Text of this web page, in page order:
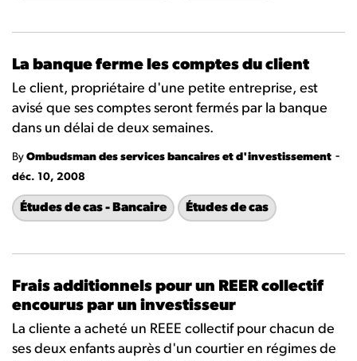
La banque ferme les comptes du client
Le client, propriétaire d'une petite entreprise, est
avisé que ses comptes seront fermés par la banque
dans un délai de deux semaines.
By Ombudsman des services bancaires et d'investissement -
déc. 10, 2008
Études de cas - Bancaire Études de cas
Frais additionnels pour un REER collectif
encourus par un investisseur
La cliente a acheté un REEE collectif pour chacun de
ses deux enfants auprès d'un courtier en régimes de